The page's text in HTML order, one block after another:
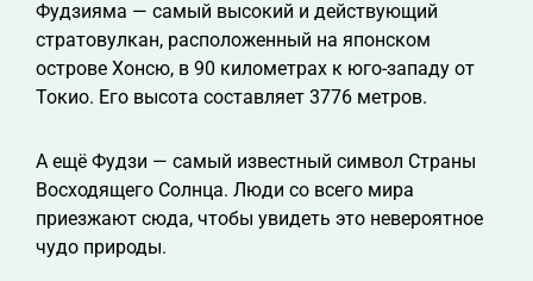
Фудзияма — самый высокий и действующий
стратовулкан, расположенный на японском
острове Хонсю, в 90 километрах к юго-западу от
Токио. Его высота составляет 3776 метров.
А ещё Фудзи — самый известный символ Страны
Восходящего Солнца. Люди со всего мира
приезжают сюда, чтобы увидеть это невероятное
чудо природы.